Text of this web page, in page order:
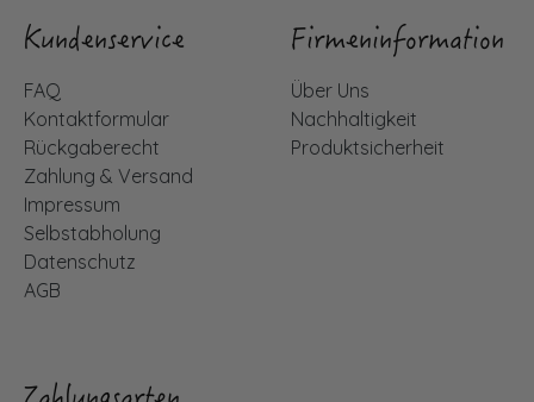
Kundenservice
FAQ
Kontaktformular
Rückgaberecht
Zahlung & Versand
Impressum
Selbstabholung
Datenschutz
AGB
Firmeninformation
Über Uns
Nachhaltigkeit
Produktsicherheit